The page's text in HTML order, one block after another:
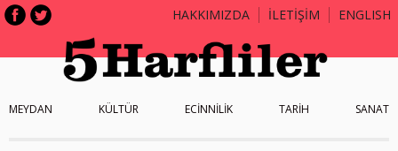
HAKKIMIZDA İLETİŞİM ENGLISH
MEYDAN KÜLTÜR ECİNNİLİK TARİH SANAT